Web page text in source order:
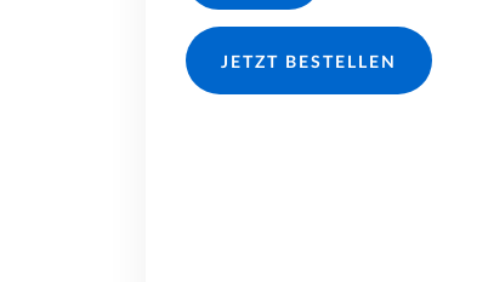
JETZT BESTELLEN